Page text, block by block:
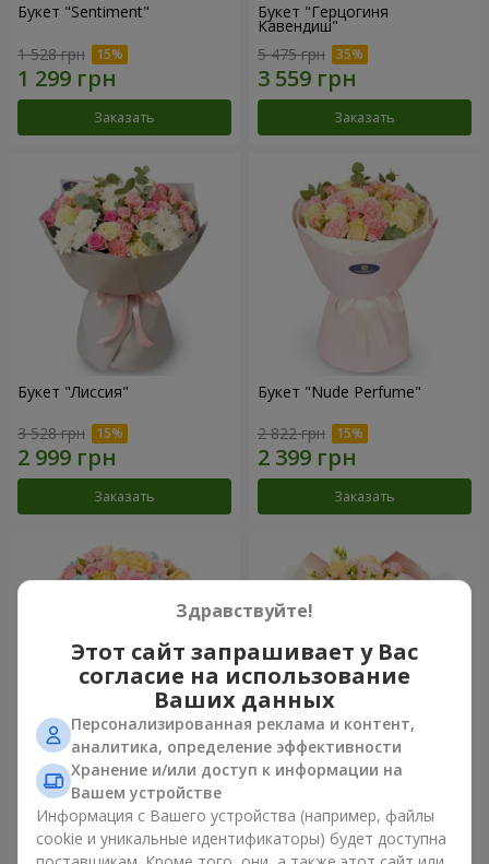
Букет "Sentiment"
1 528 грн
Заказать
Букет "Герцогиня
Кавендиш"
5 475 грн
Заказать
Букет "Лиссия"
3 528 грн
Заказать
Букет "Nude Perfume"
2 822 грн
Заказать
Букет "Нежность рассвета"
4 132 грн
Букет "Прикосновение
нежности"
2 624 грн
Здравствуйте!
Этот сайт запрашивает у Вас
согласие на использование
Ваших данных
Персонализированная реклама и контент,
аналитика, определение эффективности
Хранение и/или доступ к информации на
Вашем устройстве
Информация с Вашего устройства (например, файлы
cookie и уникальные идентификаторы) будет доступна